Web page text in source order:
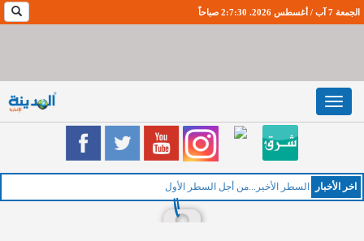
الجمعة 7 آب / أغسطس 2026. 2:7:31 صباحاً
Toggle
navigation
اخر اﻷخبار